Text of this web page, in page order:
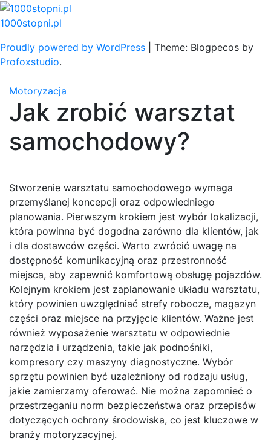
Skip
to
1000stopni.pl
Proudly powered by WordPress
Theme: Blogpecos by
Profoxstudio.
Motoryzacja
Jak zrobić warsztat
samochodowy?
Stworzenie warsztatu samochodowego wymaga
przemyślanej koncepcji oraz odpowiedniego
planowania. Pierwszym krokiem jest wybór lokalizacji,
która powinna być dogodna zarówno dla klientów, jak
i dla dostawców części. Warto zwrócić uwagę na
dostępność komunikacyjną oraz przestronność
miejsca, aby zapewnić komfortową obsługę pojazdów.
Kolejnym krokiem jest zaplanowanie układu warsztatu,
który powinien uwzględniać strefy robocze, magazyn
części oraz miejsce na przyjęcie klientów. Ważne jest
również wyposażenie warsztatu w odpowiednie
narzędzia i urządzenia, takie jak podnośniki,
kompresory czy maszyny diagnostyczne. Wybór
sprzętu powinien być uzależniony od rodzaju usług,
jakie zamierzamy oferować. Nie można zapomnieć o
przestrzeganiu norm bezpieczeństwa oraz przepisów
dotyczących ochrony środowiska, co jest kluczowe w
branży motoryzacyjnej.